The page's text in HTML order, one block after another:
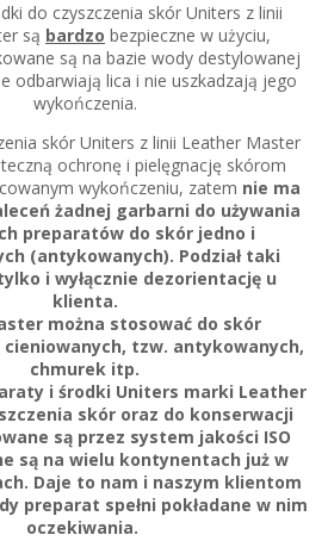
do czyszczenia skór Uniters z linii
są bardzo bezpieczne w użyciu,
są na bazie wody destylowanej
odbarwiają lica i nie uszkadzają jego
wykończenia.
skór Uniters z linii Leather Master
ochronę i pielęgnację skórom
wykończeniu, zatem nie ma
żadnej garbarni do używania
preparatów do skór jedno i
(antykowanych). Podział taki
i wyłącznie dezorientację u
klienta.
można stosować do skór
tzw. antykowanych,
chmurek itp.
i środki Uniters marki Leather
skór oraz do konserwacji
są przez system jakości ISO
są na wielu kontynentach już w
Daje to nam i naszym klientom
preparat spełni pokładane w nim
oczekiwania.